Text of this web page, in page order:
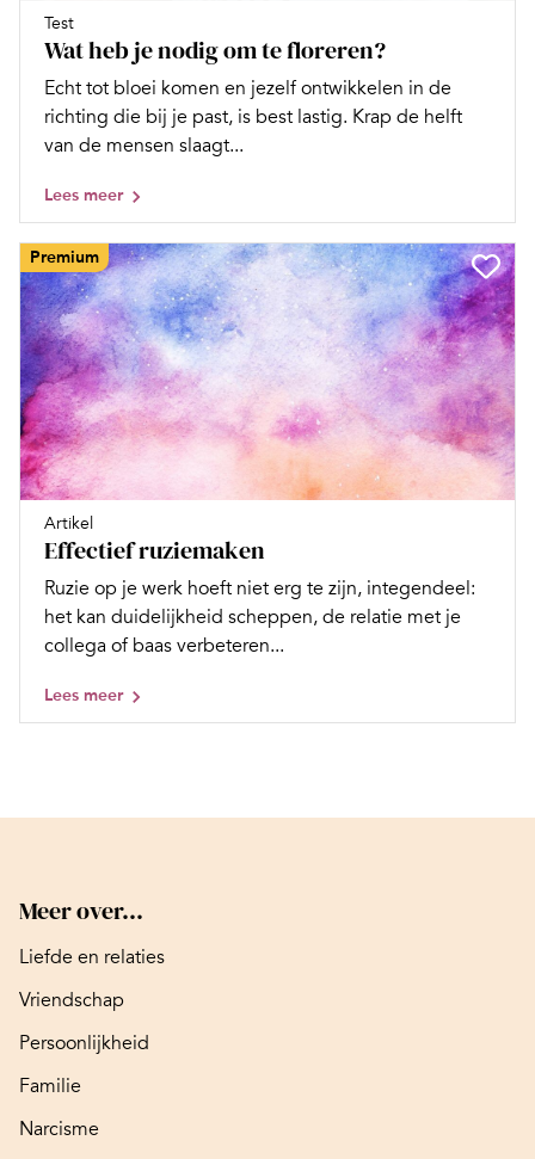
Test
Wat heb je nodig om te floreren?
Echt tot bloei komen en jezelf ontwikkelen in de
richting die bij je past, is best lastig. Krap de helft
van de mensen slaagt...
Lees meer
Premium
Artikel
Effectief ruziemaken
Ruzie op je werk hoeft niet erg te zijn, integendeel:
het kan duidelijkheid scheppen, de relatie met je
collega of baas verbeteren...
Lees meer
Meer over...
Liefde en relaties
Vriendschap
Persoonlijkheid
Familie
Narcisme